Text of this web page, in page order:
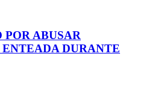
POR ABUSAR
DURANTE